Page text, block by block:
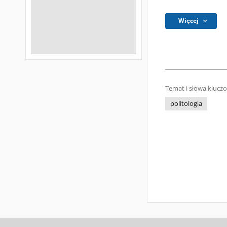
Więcej
Temat i słowa
politologia